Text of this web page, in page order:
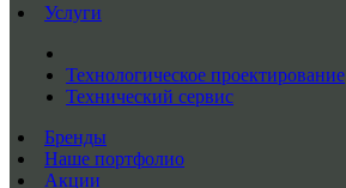
Услуги
Технологическое проектирование
Технический сервис
Бренды
Наше портфолио
Акции